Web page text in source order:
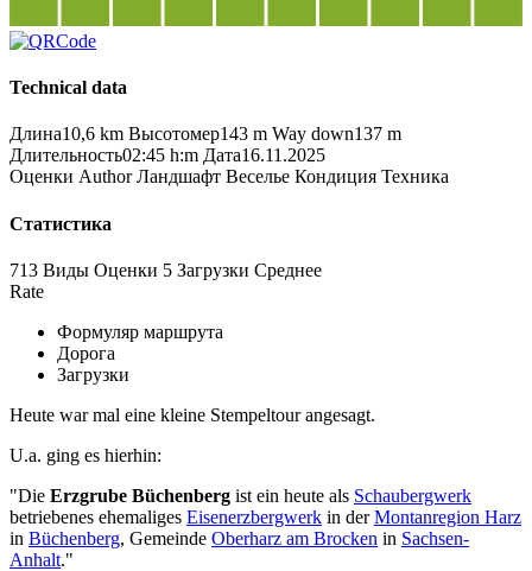
Technical data
Длина10,6 km Высотомер143 m Way down137 m
Длительность02:45 h:m Дата16.11.2025
Оценки Author Ландшафт Веселье Кондиция Техника
Статистика
713 Виды Оценки 5 Загрузки Среднее
Rate
Формуляр маршрута
Дорога
Загрузки
Heute war mal eine kleine Stempeltour angesagt.
U.a. ging es hierhin:
"Die Erzgrube Büchenberg ist ein heute als Schaubergwerk
betriebenes ehemaliges Eisenerzbergwerk in derMontanregion Harz
in Büchenberg, Gemeinde Oberharz am Brocken in Sachsen-
Anhalt."